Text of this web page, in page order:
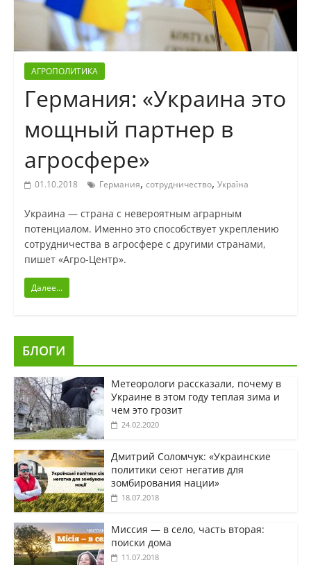
АГРОПОЛИТИКА
Германия: «Украина это
мощный партнер в
агросфере»
01.10.2018 Германия, сотрудничество, Україна
Украина — страна с невероятным аграрным
потенциалом. Именно это способствует укреплению
сотрудничества в агросфере с другими странами,
пишет «Агро-Центр».
Далее...
БЛОГИ
Метеорологи рассказали, почему в
Украине в этом году теплая зима и
чем это грозит
24.02.2020
Дмитрий Соломчук: «Украинские
политики сеют негатив для
зомбирования нации»
18.07.2018
Миссия — в село, часть вторая:
поиски дома
11.07.2018